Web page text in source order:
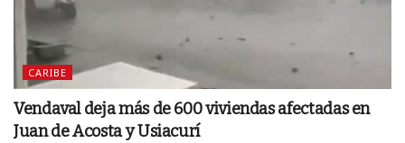
CARIBE
Vendaval deja más de 600 viviendas afectadas en
Juan de Acosta y Usiacurí